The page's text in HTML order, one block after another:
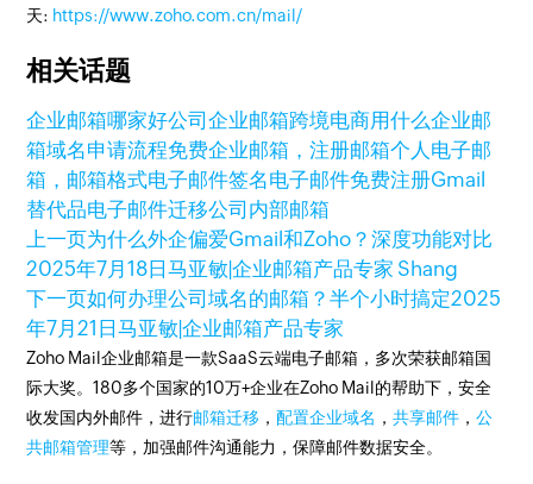
天: https://www.zoho.com.cn/mail/
相关话题
企业邮箱哪家好公司企业邮箱跨境电商用什么企业邮
箱域名申请流程免费企业邮箱，注册邮箱个人电子邮
箱，邮箱格式电子邮件签名电子邮件免费注册Gmail
替代品电子邮件迁移公司内部邮箱
上一页为什么外企偏爱Gmail和Zoho？深度功能对比
2025年7月18日马亚敏|企业邮箱产品专家 Shang
下一页如何办理公司域名的邮箱？半个小时搞定2025
年7月21日马亚敏|企业邮箱产品专家
Zoho Mail企业邮箱是一款SaaS云端电子邮箱，多次荣获邮箱国
际大奖。180多个国家的10万+企业在Zoho Mail的帮助下，安全
收发国内外邮件，进行邮箱迁移 ，配置企业域名 ，共享邮件 ，公
共邮箱管理等，加强邮件沟通能力，保障邮件数据安全。